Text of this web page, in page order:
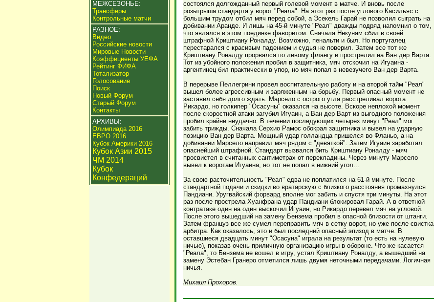
МЕЖСЕЗОНЬЕ:
Трансферы
Контрольные матчи
РАЗНОЕ:
Видео
Российские новости
Мировые Новости
Коэффициенты УЕФА
Рейтинг ФИФА
Тотализатор
Голосование
Поиск
Новый Форум
Старый Форум
Контакты
АРХИВЫ:
Олимпиада 2016
ЕВРО 2016
Кубок Америки 2016
Кубок Азии 2015
ЧМ 2014
Кубок
Конфедераций
состоялся долгожданный первый голевой момент в матче. И вновь после
розыгрыша стандарта у ворот "Реала". На этот раз после углового Касильяс с
большим трудом отбил мяч перед собой, а Эсекель Гарай не позволил сыграть на
добивании Аранде. И лишь на 45-й минуте "Реал" дважды подряд напомнил о том,
что являлся в этом поединке фаворитом. Сначала Некунам сбил в своей
штрафной Криштиану Роналду. Возможно, пенальти и был. Но португалец
перестарался с красивым падением и судья не поверил. Затем все тот же
Криштиану Роналду прорвался по левому флангу и прострелил на Ван дер Варта.
Тот из убойного положения пробил в защитника, мяч отскочил на Игуаина -
аргентинец бил практически в упор, но мяч попал в невезучего Ван дер Варта.
В перерыве Пеллегрини провел воспитательную работу и на второй тайм "Реал"
вышел более агрессивным и заряженным на борьбу. Первый опасный момент не
заставил себя долго ждать. Марсело с острого угла расстреливал ворота
Рикардо, но голкипер "Осасуны" оказался на высоте. Вскоре неплохой момент
после скоростной атаки загубил Игуаин, а Ван дер Варт из выгодного положения
пробил крайне неудачно. В течении последующих четырех минут "Реал" мог
забить трижды. Сначала Серхио Рамос обокрал защитника и вывел на ударную
позицию Ван дер Варта. Мощный удар голландца пришелся во Фланьо, а на
добивании Марсело направил мяч рядом с "девяткой". Затем Игуаин заработал
опаснейший штрафной. Стандарт вызвался бить Криштиану Роналду - мяч
просвистел в считанных сантиметрах от перекладины. Через минуту Марсело
вывел к воротам Игуаина, но тот не попал в нижний угол...
За свою расточительность "Реал" едва не поплатился на 61-й минуте. После
стандартной подачи и скидки во вратарскую с близкого расстояния промахнулся
Пандиани. Уругвайский форвард вполне мог забить и спустя три минуты. На этот
раз после прострела Хуанфрана удар Пандиани блокировал Гарай. А в ответной
контратаке один на один выскочил Игуаин, но Рикардо перевел мяч на угловой.
После этого вышедший на замену Бензема пробил в опасной близости от штанги.
Затем француз все же сумел переправить мяч в сетку ворот, но уже после свистка
арбитра. Как оказалось, это и был последний опасный эпизод в матче. В
оставшиеся двадцать минут "Осасуна" играла на результат (то есть на нулевую
ничью), показав очень приличную организацию игры в обороне. Что же касается
"Реала", то Бензема не вошел в игру, устал Криштиану Роналду, а вышедший на
замену Эстебан Гранеро отметился лишь двумя неточными передачами. Логичная
ничья.
Михаил Прохоров.